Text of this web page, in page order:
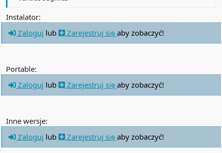
Instalator:
Zaloguj lub Zarejestruj się aby zobaczyć!
Portable:
Zaloguj lub Zarejestruj się aby zobaczyć!
Inne wersje:
Zaloguj lub Zarejestruj się aby zobaczyć!